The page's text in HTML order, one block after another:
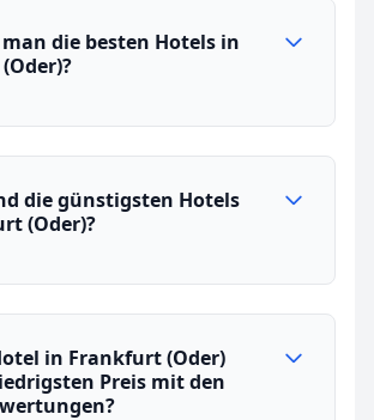
die besten Hotels in
die günstigsten Hotels
(Oder)?
in Frankfurt (Oder)
Preis mit den